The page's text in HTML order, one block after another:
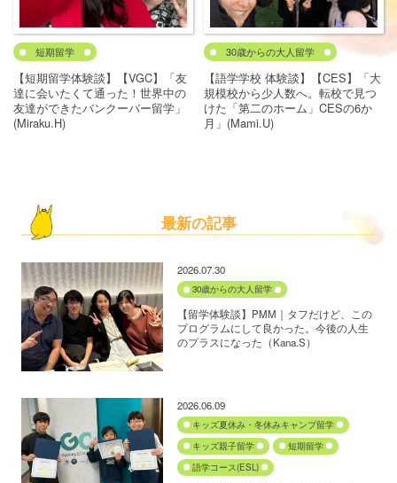
短期留学
【短期留学体験談】【VGC】「友
達に会いたくて通った！世界中の
友達ができたバンクーバー留学」
(Miraku.H)
30歳からの大人留学
【語学学校 体験談】【CES】「大
規模校から少人数へ。転校で見つ
けた「第二のホーム」CESの6か
月」(Mami.U)
最新の記事
2026.07.30
30歳からの大人留学
【留学体験談】PMM｜タフだけど、この
プログラムにして良かった。今後の人生
のプラスになった（Kana.S）
2026.06.09
キッズ夏休み・冬休みキャンプ留学
キッズ親子留学
短期留学
語学コース(ESL)